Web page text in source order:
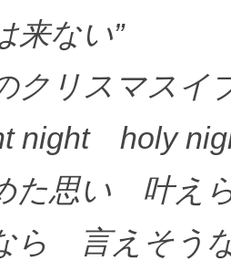
来ない”
クリスマスイ
night holy
た思い 叶え
ら 言えそう